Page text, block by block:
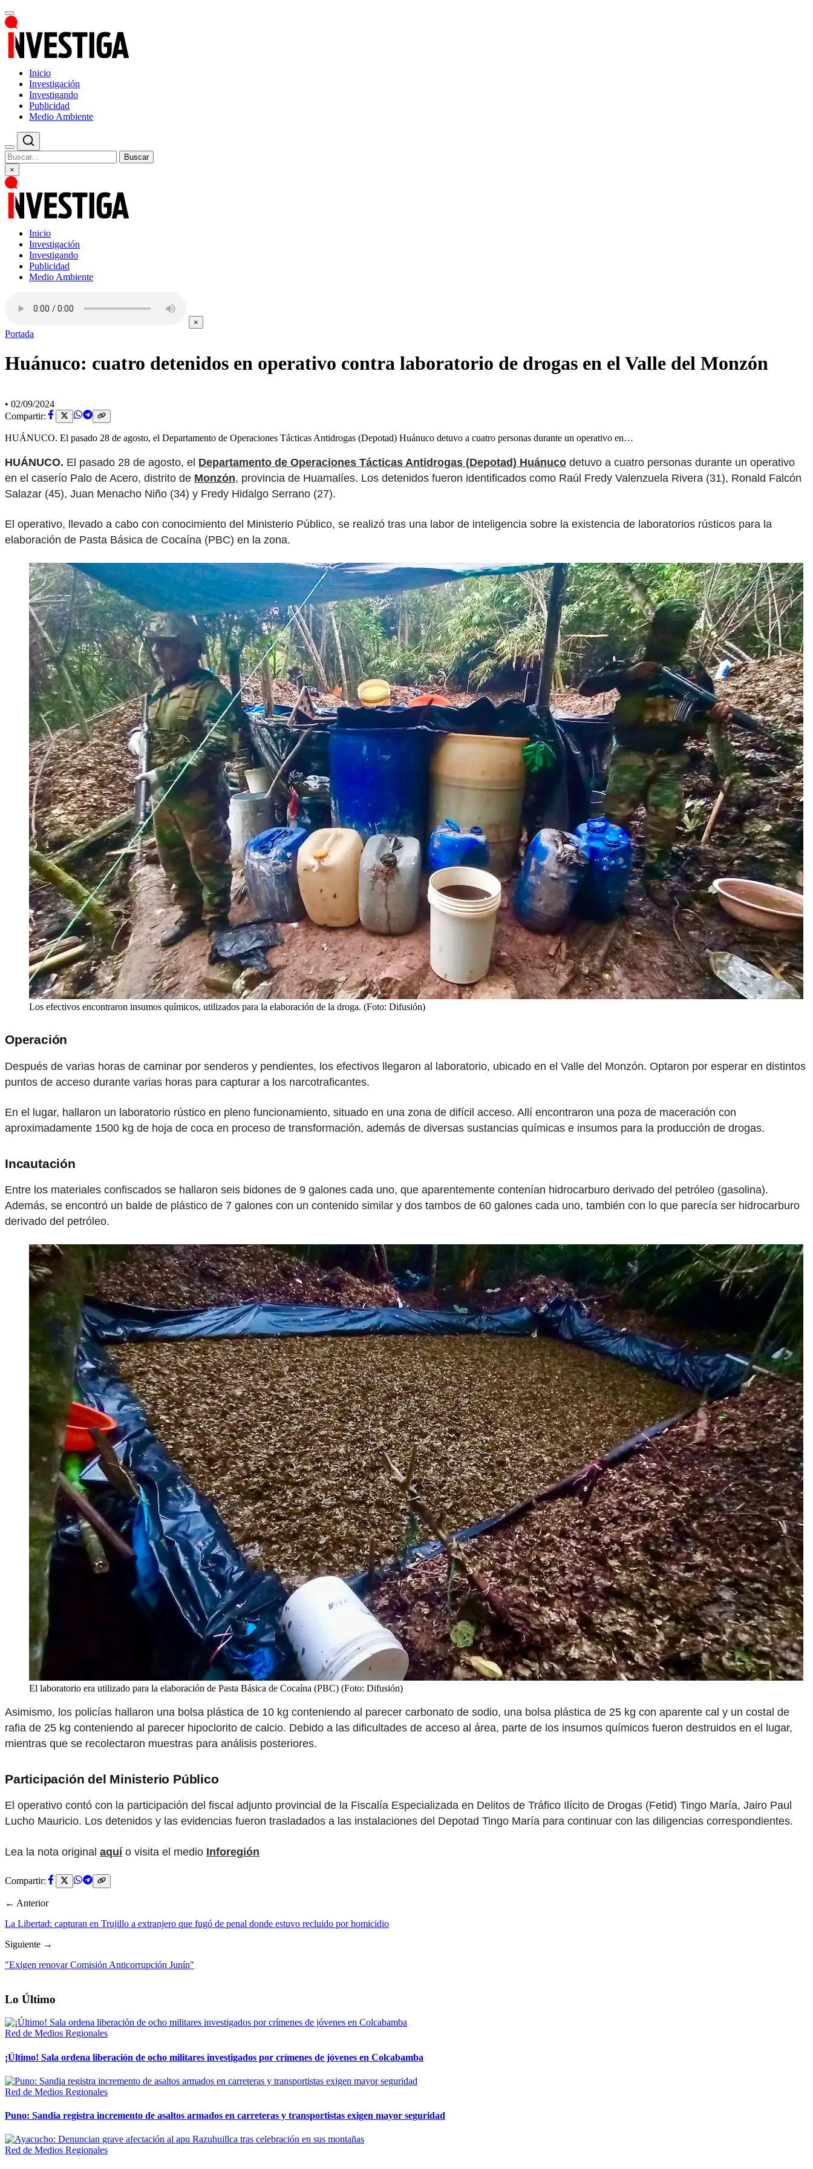
Inicio
Investigación
Investigando
Publicidad
Medio Ambiente
Buscar
×
Inicio
Investigación
Investigando
Publicidad
Medio Ambiente
×
Portada
Huánuco: cuatro detenidos en operativo contra laboratorio de drogas en el Valle del Monzón
• 02/09/2024
Compartir:
HUÁNUCO. El pasado 28 de agosto, el Departamento de Operaciones Tácticas Antidrogas (Depotad) Huánuco detuvo a cuatro personas durante un operativo en…
HUÁNUCO. El pasado 28 de agosto, el Departamento de Operaciones Tácticas Antidrogas (Depotad) Huánuco detuvo a cuatro personas durante un operativo
en el caserío Palo de Acero, distrito de Monzón, provincia de Huamalíes. Los detenidos fueron identificados como Raúl Fredy Valenzuela Rivera (31), Ronald Falcón
Salazar (45), Juan Menacho Niño (34) y Fredy Hidalgo Serrano (27).
El operativo, llevado a cabo con conocimiento del Ministerio Público, se realizó tras una labor de inteligencia sobre la existencia de laboratorios rústicos para la
elaboración de Pasta Básica de Cocaína (PBC) en la zona.
Los efectivos encontraron insumos químicos, utilizados para la elaboración de la droga. (Foto: Difusión)
Operación
Después de varias horas de caminar por senderos y pendientes, los efectivos llegaron al laboratorio, ubicado en el Valle del Monzón. Optaron por esperar en distintos
puntos de acceso durante varias horas para capturar a los narcotraficantes.
En el lugar, hallaron un laboratorio rústico en pleno funcionamiento, situado en una zona de difícil acceso. Allí encontraron una poza de maceración con
aproximadamente 1500 kg de hoja de coca en proceso de transformación, además de diversas sustancias químicas e insumos para la producción de drogas.
Incautación
Entre los materiales confiscados se hallaron seis bidones de 9 galones cada uno, que aparentemente contenían hidrocarburo derivado del petróleo (gasolina).
Además, se encontró un balde de plástico de 7 galones con un contenido similar y dos tambos de 60 galones cada uno, también con lo que parecía ser hidrocarburo
derivado del petróleo.
El laboratorio era utilizado para la elaboración de Pasta Básica de Cocaína (PBC) (Foto: Difusión)
Asimismo, los policías hallaron una bolsa plástica de 10 kg conteniendo al parecer carbonato de sodio, una bolsa plástica de 25 kg con aparente cal y un costal de
rafia de 25 kg conteniendo al parecer hipoclorito de calcio. Debido a las dificultades de acceso al área, parte de los insumos químicos fueron destruidos en el lugar,
mientras que se recolectaron muestras para análisis posteriores.
Participación del Ministerio Público
El operativo contó con la participación del fiscal adjunto provincial de la Fiscalía Especializada en Delitos de Tráfico Ilícito de Drogas (Fetid) Tingo María, Jairo Paul
Lucho Mauricio. Los detenidos y las evidencias fueron trasladados a las instalaciones del Depotad Tingo María para continuar con las diligencias correspondientes.
Lea la nota original aquío visita el medio Inforegión
Compartir:
← Anterior
La Libertad: capturan en Trujillo a extranjero que fugó de penal donde estuvo recluido por homicidio
Siguiente →
"Exigen renovar Comisión Anticorrupción Junín"
Lo Último
Red de Medios Regionales
¡Último! Sala ordena liberación de ocho militares investigados por crímenes de jóvenes en Colcabamba
Red de Medios Regionales
Puno: Sandia registra incremento de asaltos armados en carreteras y transportistas exigen mayor seguridad
Red de Medios Regionales